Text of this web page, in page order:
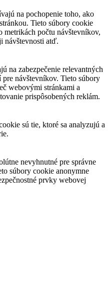
na pochopenie toho, ako
Tieto súbory cookie
počtu návštevníkov,
návštevnosti atď.
na zabezpečenie relevantných
návštevníkov. Tieto súbory
webovými stránkami a
prispôsobených reklám.
sú tie, ktoré sa analyzujú a
nevyhnutné pre správne
súbory cookie anonymne
prvky webovej